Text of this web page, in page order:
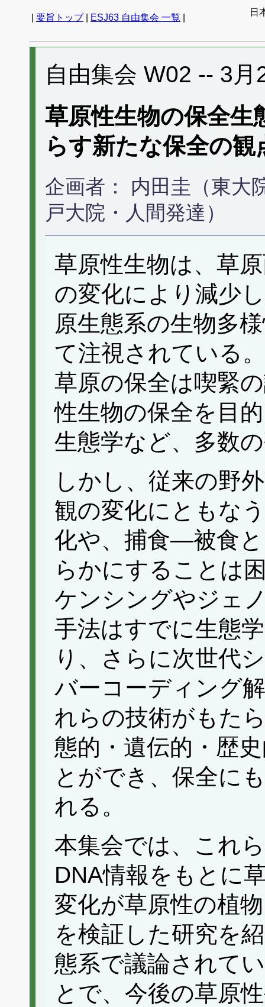
要旨トップ| ESJ63 自由集会 一覧
日
自由集会 W02 -- 3
草原性生物の保全
らす新たな保全の観
企画者： 内田圭（東大
戸大院・人間発達）
草原性生物は、草
の変化により減少
原生態系の生物多
て注視されている
草原の保全は喫緊
性生物の保全を目
生態学など、多数
しかし、従来の野
観の変化にともな
化や、捕食—被食
らかにすることは
ケンシングやジェ
手法はすでに生態
り、さらに次世代
バーコーディング
れらの技術がもた
態的・遺伝的・歴
とができ、保全に
れる。
本集会では、これ
DNA情報をもとに
変化が草原性の植
を検証した研究を
態系で議論されて
とで、今後の草原